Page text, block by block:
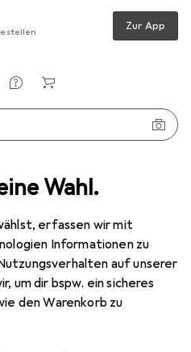
Wahl.
erfassen wir mit
Informationen zu
auf unserer
um dir bspw. ein sicheres
den Warenkorb zu
Zur App
Dipos Displayschutz Anti-Shock
Anti-Shock